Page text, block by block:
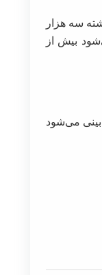
گذشته سه هزار
بیش از
پیش‌بینی می‌شود